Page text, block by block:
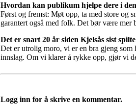
Hvordan kan publikum hjelpe dere i
Først og fremst: Møt opp, ta med store og
garantert også med folk. Det bør være mer
Det er snart 20 år siden Kjelsås sist
Det er utrolig moro, vi er en bra gjeng
innslag. Om vi klarer å rykke opp, gjør vi
Logg inn for å skrive en kommentar.